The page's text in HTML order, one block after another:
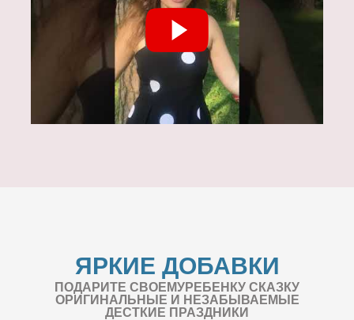
ЯРКИЕ ДОБАВКИ
ПОДАРИТЕ СВОЕМУРЕБЕНКУ СКАЗКУ
ОРИГИНАЛЬНЫЕ И НЕЗАБЫВАЕМЫЕ
ДЕСТКИЕ ПРАЗДНИКИ